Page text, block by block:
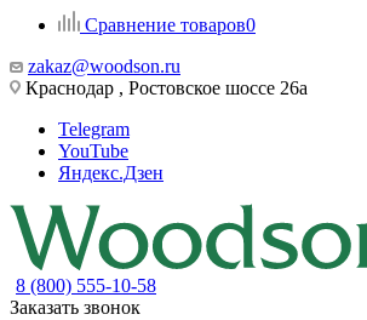
Сравнение товаров0
zakaz@woodson.ru
Краснодар , Ростовское шоссе 26а
Telegram
YouTube
Яндекс.Дзен
8 (800) 555-10-58
Заказать звонок